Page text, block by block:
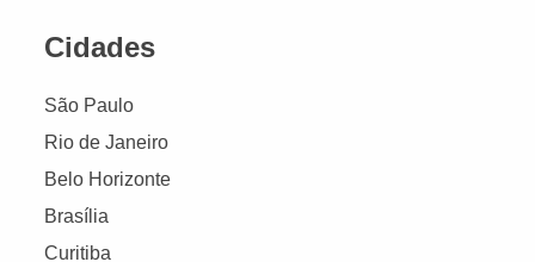
Cidades
São Paulo
Rio de Janeiro
Belo Horizonte
Brasília
Curitiba